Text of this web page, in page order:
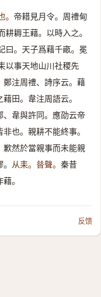
帝耤見月令。周禮甸
耕耨王藉。以時入之。
曰。天子爲藉千畞。冕
以事天地山川社稷先
鄭注周禮、詩序云。藉
田。韋注周語云。
韋與許同。應劭云帝
也。親耕不能終事。
然於當親事而未能親
从耒。㫺聲。 秦昔
。
反馈